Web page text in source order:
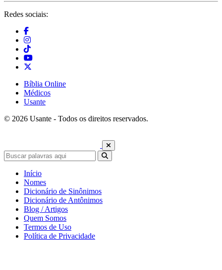
Redes sociais:
Bíblia Online
Médicos
Usante
© 2026 Usante - Todos os direitos reservados.
Início
Nomes
Dicionário de Sinônimos
Dicionário de Antônimos
Blog / Artigos
Quem Somos
Termos de Uso
Política de Privacidade